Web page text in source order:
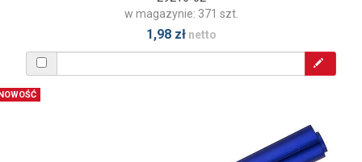
w magazynie: 371 szt.
1,98 złnetto